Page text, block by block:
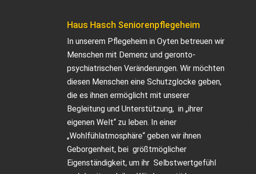
Haus Hasch Seniorenpflegeheim
In unserem Pflegeheim in Oyten betreuen wir
Menschen mit Demenz und geronto-
psychiatrischen Veränderungen. Wir möchten
diesen Menschen eine Schutzglocke geben,
die es ihnen ermöglicht mit unserer
Begleitung und Unterstützung, in „ihrer
eigenen Welt“ zu leben. In einer
„Wohlfühlatmosphäre“ geben wir ihnen
Geborgenheit, bei größtmöglicher
Eigenständigkeit, um ihr Selbstwertgefühl